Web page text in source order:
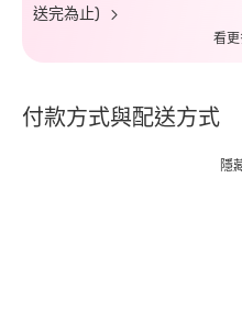
送完為止)
看更
付款方式與配送方式
隱